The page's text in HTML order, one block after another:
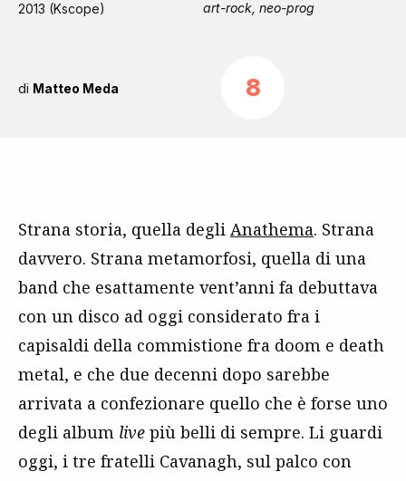
2013 (Kscope) art-rock, neo-prog
di Matteo Meda 8
Strana storia, quella degli Anathema. Strana
davvero. Strana metamorfosi, quella di una
band che esattamente vent’anni fa debuttava
con un disco ad oggi considerato fra i
capisaldi della commistione fra doom e death
metal, e che due decenni dopo sarebbe
arrivata a confezionare quello che è forse uno
degli album live più belli di sempre. Li guardi
oggi, i tre fratelli Cavanagh, sul palco con